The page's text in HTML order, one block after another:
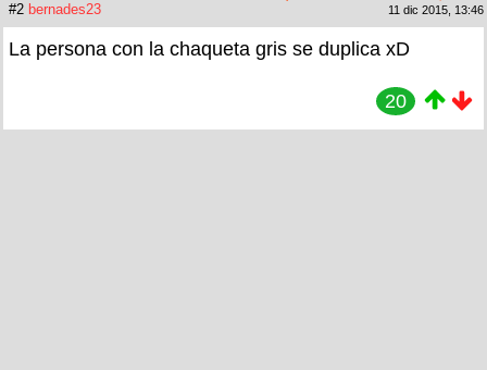
#2 bernades23 11 dic 2015, 13:46
La persona con la chaqueta gris se duplica xD
20